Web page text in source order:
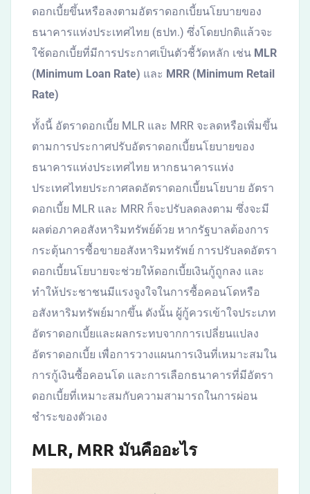
ดอกเบี้ยขึ้นหรือลงตามอัตราดอกเบี้ยนโยบายของ
ธนาคารแห่งประเทศไทย (ธปท.) ซึ่งโดยปกติแล้วจะ
ใช้ดอกเบี้ยที่มีการประกาศเป็นตัวชี้วัดหลัก เช่น MLR
(Minimum Loan Rate) และ MRR (Minimum Retail
Rate)
ทั้งนี้ อัตราดอกเบี้ย MLR และ MRR จะลดหรือเพิ่มขึ้น
ตามการประกาศปรับอัตราดอกเบี้ยนโยบายของ
ธนาคารแห่งประเทศไทย หากธนาคารแห่ง
ประเทศไทยประกาศลดอัตราดอกเบี้ยนโยบาย อัตรา
ดอกเบี้ย MLR และ MRR ก็จะปรับลดลงตาม ซึ่งจะมี
ผลต่อภาคอสังหาริมทรัพย์ด้วย หากรัฐบาลต้องการ
กระตุ้นการซื้อขายอสังหาริมทรัพย์ การปรับลดอัตรา
ดอกเบี้ยนโยบายจะช่วยให้ดอกเบี้ยเงินกู้ถูกลง และ
ทำให้ประชาชนมีแรงจูงใจในการซื้อคอนโดหรือ
อสังหาริมทรัพย์มากขึ้น ดังนั้น ผู้กู้ควรเข้าใจประเภท
อัตราดอกเบี้ยและผลกระทบจากการเปลี่ยนแปลง
อัตราดอกเบี้ย เพื่อการวางแผนการเงินที่เหมาะสมใน
การกู้เงินซื้อคอนโด และการเลือกธนาคารที่มีอัตรา
ดอกเบี้ยที่เหมาะสมกับความสามารถในการผ่อน
ชำระของตัวเอง
MLR, MRR มันคืออะไร